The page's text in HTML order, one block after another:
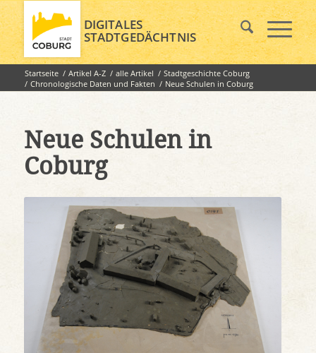
DIGITALES
STADTGEDÄCHTNIS
Startseite / Artikel A-Z / alle Artikel / Stadtgeschichte Coburg
/ Chronologische Daten und Fakten / Neue Schulen in Coburg
Neue Schulen in
Coburg